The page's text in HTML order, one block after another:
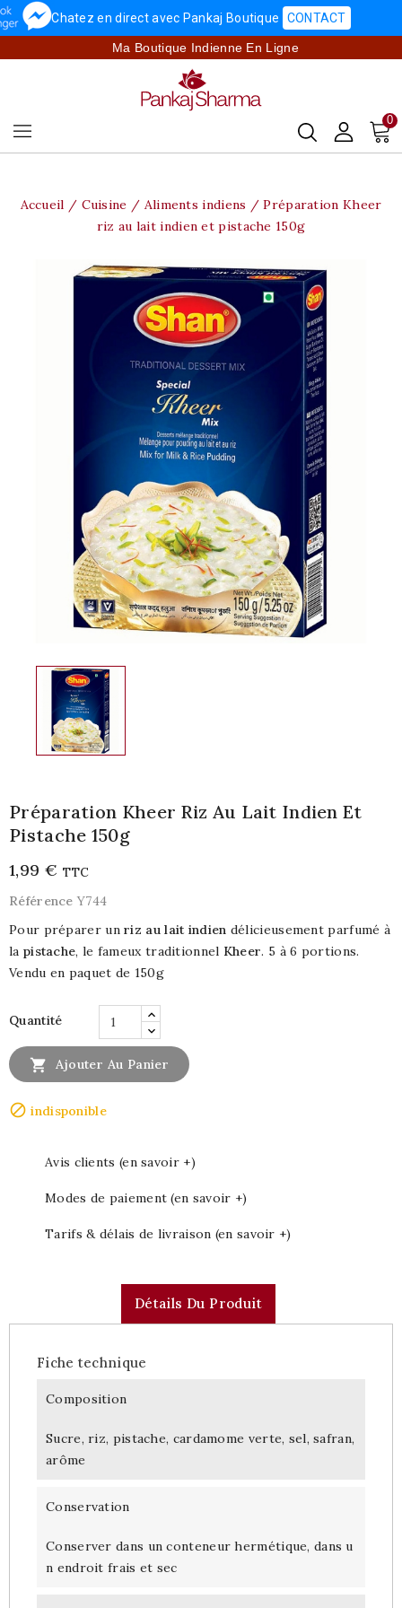
Chatez en direct avec Pankaj Boutique CONTACT
Ma Boutique Indienne En Ligne
0
Accueil Cuisine Aliments indiens
Préparation Kheer
riz au lait indien et pistache 150g
Préparation Kheer Riz Au Lait Indien Et
Pistache 150g
1,99 € TTC
Référence Y744
Pour préparer unriz au lait indien délicieusement parfumé à
la pistache, le fameux traditionnel Kheer. 5 à 6 portions.
Vendu en paquet de 150g
Quantité
 Ajouter Au Panier
 indisponible
Avis clients (en savoir +)
Modes de paiement (en savoir +)
Tarifs & délais de livraison (en savoir +)
Détails Du Produit
Fiche technique
Composition
Sucre, riz, pistache, cardamome verte, sel, safran,
arôme
Conservation
Conserver dans un conteneur hermétique, dans u
n endroit frais et sec